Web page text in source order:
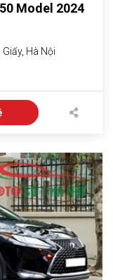
Model 2024
Hà Nội